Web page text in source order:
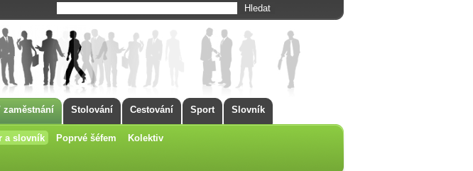
zaměstnání Stolování Cestování Sport Slovník
a slovník Poprvé šéfem Kolektiv